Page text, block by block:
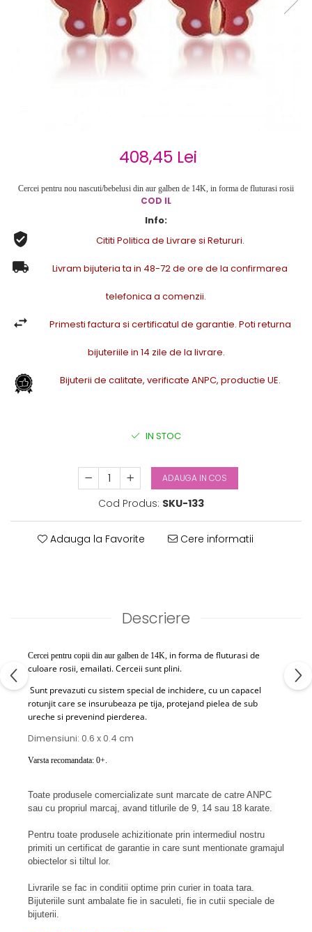
Cercei de aur lungi cu lant
Cercei din aur tortite
Cercei din aur alb
Cercei aur cu surub
408,45 Lei
Cercei pentru nou nascuti/bebelusi din aur galben de 14K, in forma de fluturasi rosii
COD IL
Info:
Cititi Politica de Livrare si Retururi.
Livram bijuteria ta in 48-72 de ore de la confirmarea
telefonica a comenzii.
Primesti factura si certificatul de garantie. Poti returna
bijuteriile in 14 zile de la livrare.
Bijuterii de calitate, verificate ANPC, productie UE.
IN STOC
ADAUGA IN COS
Cod Produs: SKU-133
Adauga la Favorite Cere informatii
Descriere
Cercei pentru copii din aur galben de 14K, in forma de fluturasi de
culoare rosii, emailati. Cerceii sunt plini.
Sunt prevazuti cu sistem special de inchidere, cu un capacel
rotunjit care se insurubeaza pe tija, protejand pielea de sub
ureche si prevenind pierderea.
Dimensiuni: 0.6 x 0.4 cm
Varsta recomandata: 0+.
Toate produsele comercializate sunt marcate de catre ANPC
sau cu propriul marcaj, avand titlurile de 9, 14 sau 18 karate.
Pentru toate produsele achizitionate prin intermediul nostru
primiti un certificat de garantie in care sunt mentionate gramajul
obiectelor si tiltul lor.
Livrarile se fac in conditii optime prin curier in toata tara.
Bijuteriile sunt ambalate fie in saculeti, fie in cutii speciale de
bijuterii.